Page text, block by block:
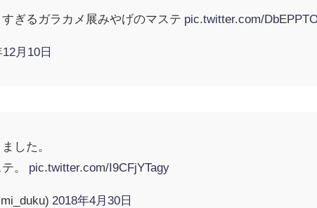
ぎるガラカメ展みやげのマステ pic.twitter.com/
月10日
した。
。 pic.twitter.com/I9CFjYTagy
2018年4月30日